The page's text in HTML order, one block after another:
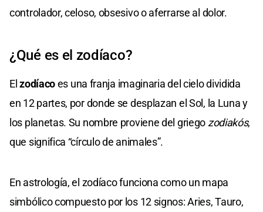
controlador, celoso, obsesivo o aferrarse al dolor.
¿Qué es el zodíaco?
Elzodíacoes una franja imaginaria del cielo dividida
en 12 partes, por donde se desplazan el Sol, la Luna y
los planetas. Su nombre proviene del griego zodiakós,
que significa “círculo de animales”.
En astrología, el zodíaco funciona como un mapa
simbólico compuesto por los 12 signos: Aries, Tauro,